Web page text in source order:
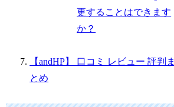
更することはできます
か？
【andHP】 口コミ レビュー 評判ま
とめ